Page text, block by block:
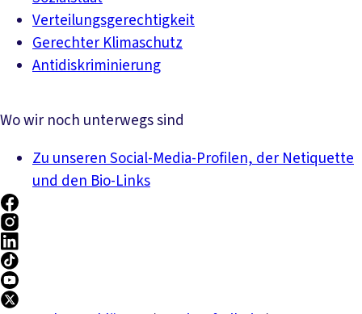
Verteilungsgerechtigkeit
Gerechter Klimaschutz
Antidiskriminierung
Wo wir noch unterwegs sind
Zu unseren Social-Media-Profilen, der Netiquette
und den Bio-Links